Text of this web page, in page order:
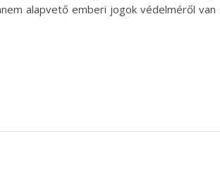
alapvető emberi jogok védelméről van